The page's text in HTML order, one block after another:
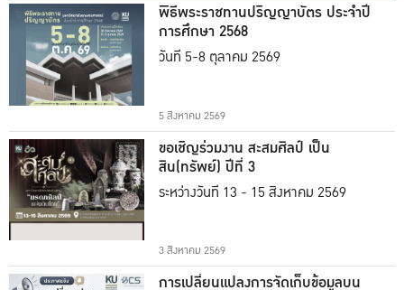
พิธีพระราชทานปริญญาบัตร ประจำปี
การศึกษา 2568
วันที่ 5-8 ตุลาคม 2569
5 สิงหาคม 2569
ขอเชิญร่วมงาน สะสมศิลป์ เป็น
สิน(ทรัพย์) ปีที่ 3
ระหว่างวันที่ 13 - 15 สิงหาคม 2569
3 สิงหาคม 2569
การเปลี่ยนแปลงการจัดเก็บข้อมูลบน